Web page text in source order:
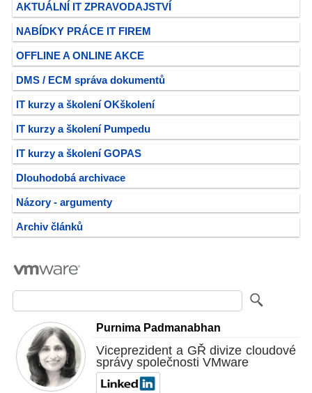
AKTUÁLNÍ IT ZPRAVODAJSTVÍ
NABÍDKY PRÁCE IT FIREM
OFFLINE A ONLINE AKCE
DMS / ECM správa dokumentů
IT kurzy a školení OKškolení
IT kurzy a školení Pumpedu
IT kurzy a školení GOPAS
Dlouhodobá archivace
Názory - argumenty
Archiv článků
Purnima Padmanabhan
Viceprezident a GŘ divize cloudové
správy společnosti VMware